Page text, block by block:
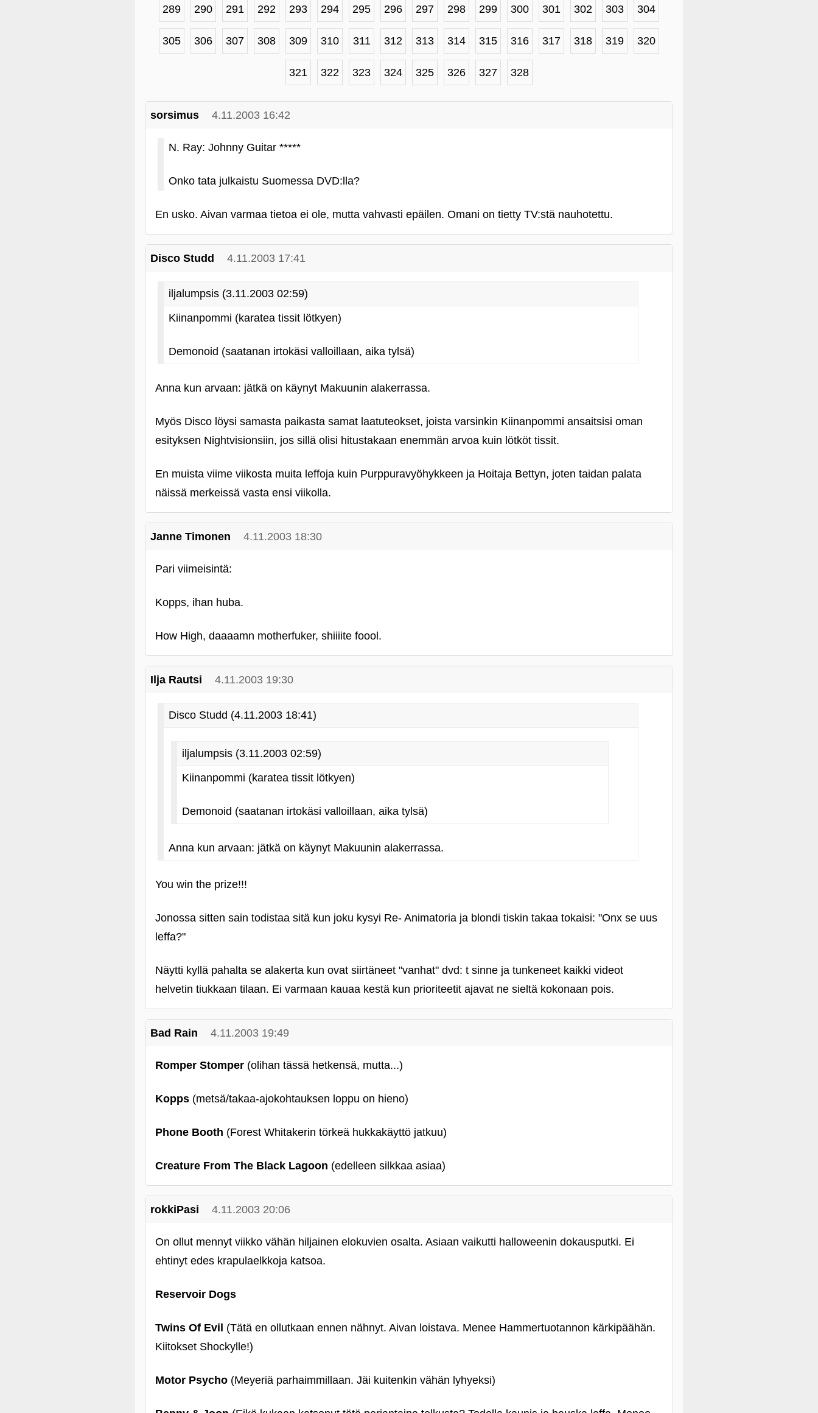
289 290 291 292 293 294 295 296 297 298 299 300 301 302 303 304
305 306 307 308 309 310 311 312 313 314 315 316 317 318 319 320
321 322 323 324 325 326 327 328
sorsimus 4.11.2003 16:42
N. Ray: Johnny Guitar *****
Onko tata julkaistu Suomessa DVD:lla?
En usko. Aivan varmaa tietoa ei ole, mutta vahvasti epäilen. Omani on tietty TV:stä nauhotettu.
Disco Studd 4.11.2003 17:41
iljalumpsis (3.11.2003 02:59)
Kiinanpommi (karatea tissit lötkyen)
Demonoid (saatanan irtokäsi valloillaan, aika tylsä)
Anna kun arvaan: jätkä on käynyt Makuunin alakerrassa.
Myös Disco löysi samasta paikasta samat laatuteokset, joista varsinkin Kiinanpommi ansaitsisi oman
esityksen Nightvisionsiin, jos sillä olisi hitustakaan enemmän arvoa kuin lötköt tissit.
En muista viime viikosta muita leffoja kuin Purppuravyöhykkeen ja Hoitaja Bettyn, joten taidan palata
näissä merkeissä vasta ensi viikolla.
Janne Timonen 4.11.2003 18:30
Pari viimeisintä:
Kopps, ihan huba.
How High, daaaamn motherfuker, shiiiite foool.
Ilja Rautsi 4.11.2003 19:30
Disco Studd (4.11.2003 18:41)
iljalumpsis (3.11.2003 02:59)
Kiinanpommi (karatea tissit lötkyen)
Demonoid (saatanan irtokäsi valloillaan, aika tylsä)
Anna kun arvaan: jätkä on käynyt Makuunin alakerrassa.
You win the prize!!!
Jonossa sitten sain todistaa sitä kun joku kysyi Re- Animatoria ja blondi tiskin takaa tokaisi: "Onx se uus
leffa?"
Näytti kyllä pahalta se alakerta kun ovat siirtäneet "vanhat" dvd: t sinne ja tunkeneet kaikki videot
helvetin tiukkaan tilaan. Ei varmaan kauaa kestä kun prioriteetit ajavat ne sieltä kokonaan pois.
Bad Rain 4.11.2003 19:49
Romper Stomper (olihan tässä hetkensä, mutta...)
Kopps (metsä/takaa-ajokohtauksen loppu on hieno)
Phone Booth (Forest Whitakerin törkeä hukkakäyttö jatkuu)
Creature From The Black Lagoon (edelleen silkkaa asiaa)
rokkiPasi 4.11.2003 20:06
On ollut mennyt viikko vähän hiljainen elokuvien osalta. Asiaan vaikutti halloweenin dokausputki. Ei
ehtinyt edes krapulaelkkoja katsoa.
Reservoir Dogs
Twins Of Evil (Tätä en ollutkaan ennen nähnyt. Aivan loistava. Menee Hammertuotannon kärkipäähän.
Kiitokset Shockylle!)
Motor Psycho (Meyeriä parhaimmillaan. Jäi kuitenkin vähän lyhyeksi)